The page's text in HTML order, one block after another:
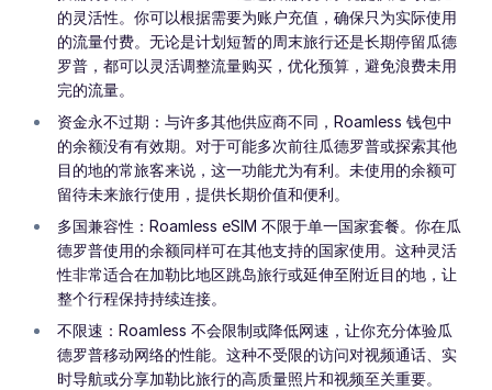
的灵活性。你可以根据需要为账户充值，确保只为实际使用
的流量付费。无论是计划短暂的周末旅行还是长期停留瓜德
罗普，都可以灵活调整流量购买，优化预算，避免浪费未用
完的流量。
资金永不过期：与许多其他供应商不同，Roamless 钱包中
的余额没有有效期。对于可能多次前往瓜德罗普或探索其他
目的地的常旅客来说，这一功能尤为有利。未使用的余额可
留待未来旅行使用，提供长期价值和便利。
多国兼容性：Roamless eSIM 不限于单一国家套餐。你在瓜
德罗普使用的余额同样可在其他支持的国家使用。这种灵活
性非常适合在加勒比地区跳岛旅行或延伸至附近目的地，让
整个行程保持持续连接。
不限速：Roamless 不会限制或降低网速，让你充分体验瓜
德罗普移动网络的性能。这种不受限的访问对视频通话、实
时导航或分享加勒比旅行的高质量照片和视频至关重要。